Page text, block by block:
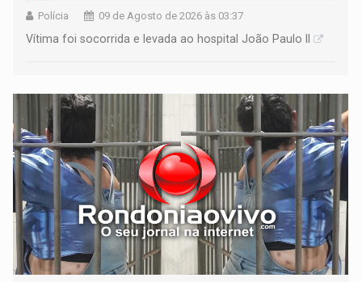
Polícia 09 de Agosto de 2026 às 03:37
Vítima foi socorrida e levada ao hospital João Paulo II